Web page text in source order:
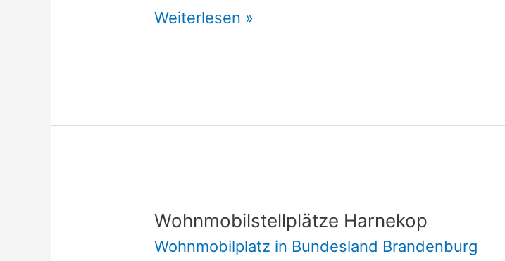
Wohnmobilstellplätze
Weiterlesen »
Wohnmobilstellplätze Harnekop
Wohnmobilplatz in Bundesland Brandenburg